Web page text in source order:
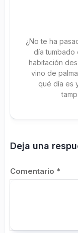
¿No te ha
día tumbado
habitación
vino de
qué día es
Deja una
Comentario *